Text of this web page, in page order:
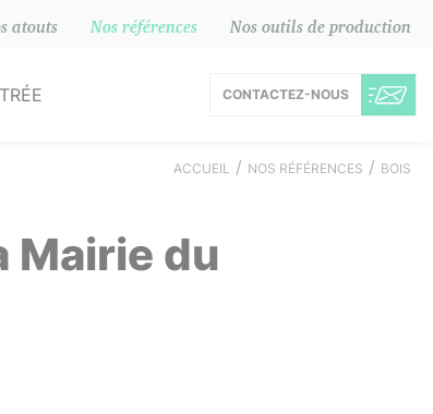
atouts Nos références Nos outils de production
CONTACTEZ-NOUS
ACCUEIL NOS RÉFÉRENCES BOIS
Mairie du